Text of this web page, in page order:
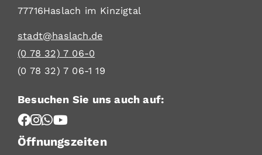
77716Haslach im Kinzigtal
stadt@haslach.de
(0 78 32) 7 06-0
(0 78 32) 7 06-1 19
Besuchen Sie uns auch auf:
Öffnungszeiten